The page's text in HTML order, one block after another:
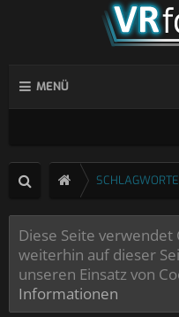
MENÜ
SCHLAGWORTE
Diese Seite verwendet
weiterhin auf dieser
unseren Einsatz von
Informationen